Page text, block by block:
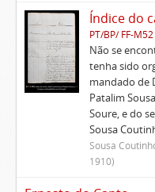
PT/BP/ FF-M52
Não se
tenha sido
mandado de
Patalim
Soure, e do
Sousa
Sousa
1910)